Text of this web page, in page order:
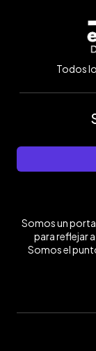
Todos
Somos un
para reflejar a
Somos el